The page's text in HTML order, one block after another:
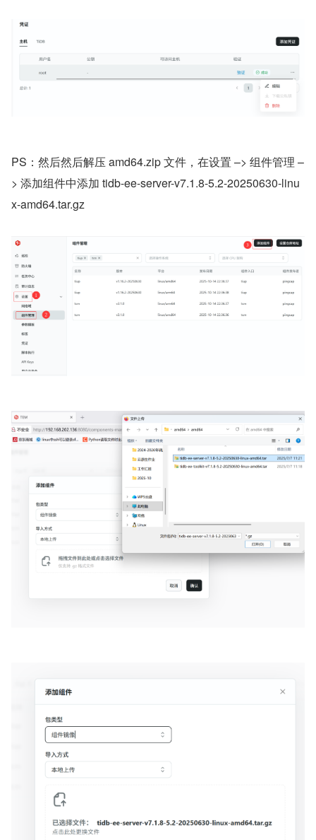
PS：然后然后解压 amd64.zip 文件，在设置 –> 组件管理 –
> 添加组件中添加 tidb-ee-server-v7.1.8-5.2-20250630-linu
x-amd64.tar.gz